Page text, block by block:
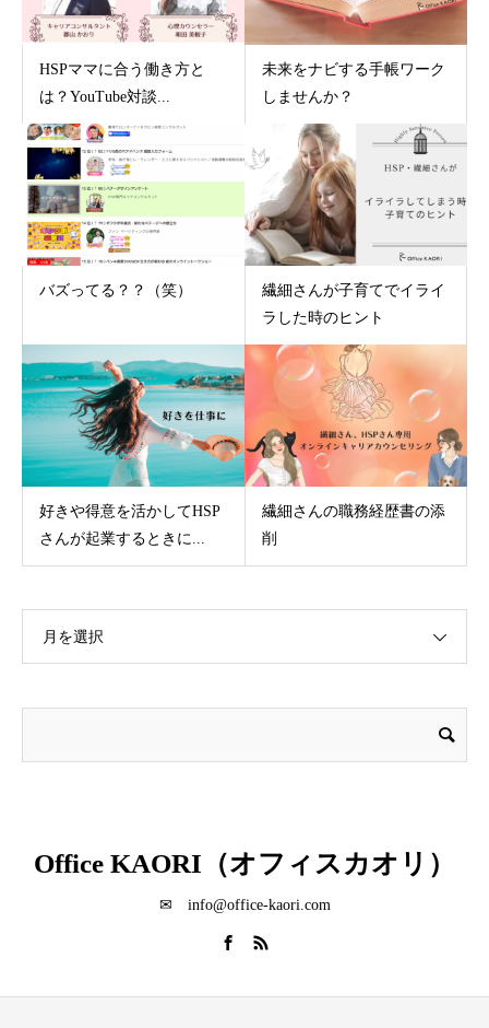
HSPママに合う働き方と
は？YouTube対談...
未来をナビする手帳ワーク
しませんか？
バズってる？？（笑）
繊細さんが子育てでイライ
ラした時のヒント
好きや得意を活かしてHSP
さんが起業するときに...
繊細さんの職務経歴書の添
削
月を選択
Office KAORI（オフィスカオリ）
✉ info@office-kaori.com